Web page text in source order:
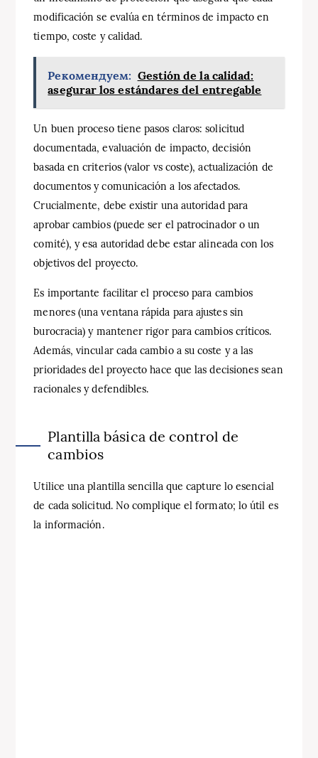
modificación se evalúa en términos de impacto en
tiempo, coste y calidad.
Рекомендуем: Gestión de la calidad:
asegurar los estándares del entregable
Un buen proceso tiene pasos claros: solicitud
documentada, evaluación de impacto, decisión
basada en criterios (valor vs coste), actualización de
documentos y comunicación a los afectados.
Crucialmente, debe existir una autoridad para
aprobar cambios (puede ser el patrocinador o un
comité), y esa autoridad debe estar alineada con los
objetivos del proyecto.
Es importante facilitar el proceso para cambios
menores (una ventana rápida para ajustes sin
burocracia) y mantener rigor para cambios críticos.
Además, vincular cada cambio a su coste y a las
prioridades del proyecto hace que las decisiones sean
racionales y defendibles.
Plantilla básica de control de
cambios
Utilice una plantilla sencilla que capture lo esencial
de cada solicitud. No complique el formato; lo útil es
la información.